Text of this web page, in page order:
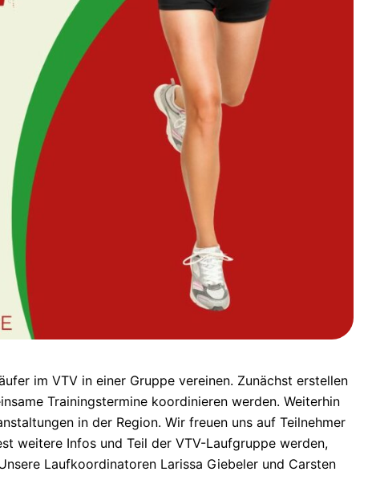
im VTV in einer Gruppe vereinen. Zunächst erstellen
Trainingstermine koordinieren werden. Weiterhin
in der Region. Wir freuen uns auf Teilnehmer
weitere Infos und Teil der VTV-Laufgruppe werden,
Laufkoordinatoren Larissa Giebeler und Carsten